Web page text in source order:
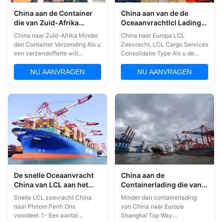
China aan de Container
die van Zuid-Afrika
minder dan EXW FOB
verschepen
China naar Zuid-Afrika Minder
dan Container Verzending Als u
een verzendofferte wilt
ontvangen, vertel ons dan de
volgende verzendinformatie: 1.
Goederennamen met HS-code
Goederenwaarde 4.
Laadstad/haven/luchthaven in
China 5.
Bestemmingsstad/haven...
NU AANVRAGEN
China aan van de de
Oceaanvrachtlcl Lading
van Europa LCL het Type
van de
Dienstenconsolidatie
China naar Europa LCL
Zeevracht, LCL Cargo Services
Consolidatie Type Als u de
verzendcitatie wilt krijgen,
geeft u ons dan de volgende
verzendinformatie: 1Naam van
2De handelsvoorwaarde met
leverancier is fob of exwork. 3.
Waarde van de goederen 4.
Laadstad/haven...
NU AANVRAGEN
De snelle Oceaanvracht
China van LCL aan het
Overzeese van Phnom
Penh LCL Verschepen
Snelle LCL zeevracht China
naar Phnom Penh Ons
voordeel: 1- Een aantal
China aan de
Containerlading die van
Europa minder dan
EXW/FOB/FCA
verschepen
Minder dan containerlading
van China naar Europa
Shanghai Top Way